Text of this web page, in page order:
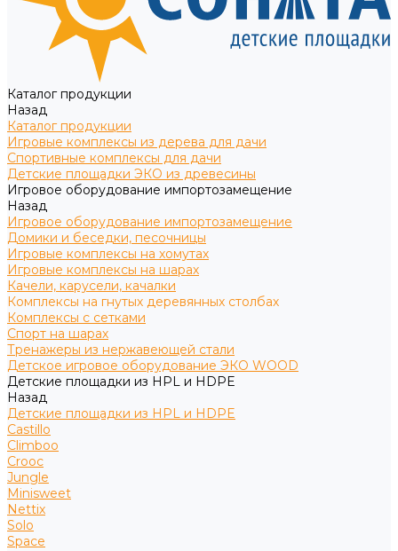
Каталог продукции
Назад
Каталог продукции
Игровые комплексы из дерева для дачи
Спортивные комплексы для дачи
Детские площадки ЭКО из древесины
Игровое оборудование импортозамещение
Назад
Игровое оборудование импортозамещение
Домики и беседки, песочницы
Игровые комплексы на хомутах
Игровые комплексы на шарах
Качели, карусели, качалки
Комплексы на гнутых деревянных столбах
Комплексы с сетками
Спорт на шарах
Тренажеры из нержавеющей стали
Детское игровое оборудование ЭКО WOOD
Детские площадки из HPL и HDPE
Назад
Детские площадки из HPL и HDPE
Castillo
Climboo
Crooc
Jungle
Minisweet
Nettix
Solo
Space